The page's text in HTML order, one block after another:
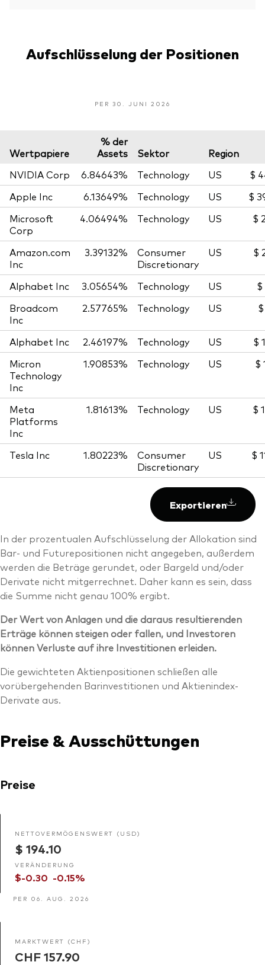
Aufschlüsselung der Positionen
PER 30. JUNI 2026
Wertpapiere
% der
Assets
Sektor
Region
NVIDIA Corp
6.84643% Technology US
$
Apple Inc
6.13649% Technology US
$
Microsoft
Corp
4.06494% Technology US $
Amazon.com
Inc
3.39132%
Consumer
Discretionary
US $
Alphabet Inc 3.05654% Technology US
$
Broadcom
Inc
2.57765% Technology US
Alphabet Inc 2.46197% Technology US
$
Micron
Technology
Inc
1.90853% Technology US $
Meta
Platforms
Inc
1.81613% Technology US $
Tesla Inc 1.80223%
Consumer
Discretionary
US $
Exportieren
In der prozentualen Aufschlüsselung der Allokation sind
Bar- und Futurepositionen nicht angegeben, außerdem
werden die Beträge gerundet, oder Bargeld und/oder
Derivate nicht mitgerrechnet. Daher kann es sein, dass
die Summe nicht genau 100% ergibt.
Der Wert von Anlagen und die daraus resultierenden
Erträge können steigen oder fallen, und Investoren
können Verluste auf ihre Investitionen erleiden.
Die gewichteten Aktienpositionen schließen alle
vorübergehenden Barinvestitionen und Aktienindex-
Derivate aus.
Preise & Ausschüttungen
Preise
NETTOVERMÖGENSWERT (USD)
$ 194.10
VERÄNDERUNG
$-0.30 -0.15%
PER 06. AUG. 2026
MARKTWERT (CHF)
CHF 157.90